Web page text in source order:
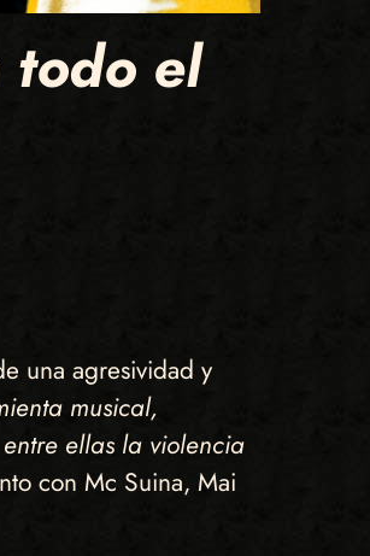
el
una agresividad y
musical,
ellas la violencia
con Mc Suina, Mai